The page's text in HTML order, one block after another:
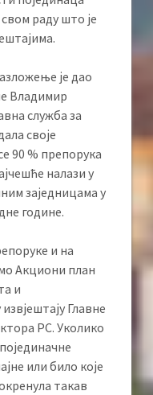
раду што је
је дао
Владимир
служба за
своје
90 % препорука
налази у
заједницама у
године.
и на
Акциони план
и
Главне
РС. Уколико
или било које
такав